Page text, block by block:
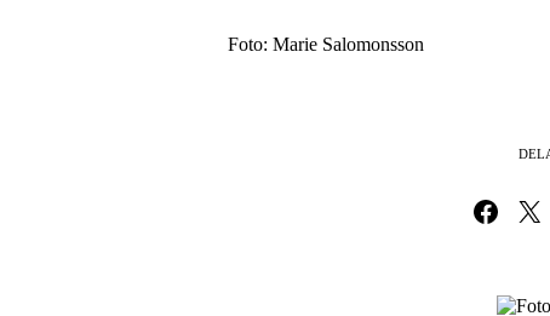
Foto: Marie Salomonsson
Dela påDela